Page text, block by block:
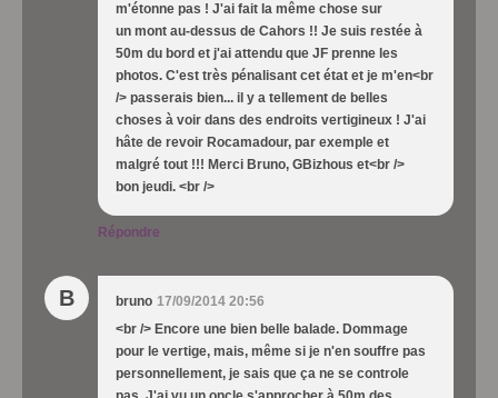
m'étonne pas ! J'ai fait la même chose sur
un mont au-dessus de Cahors !! Je suis restée à
50m du bord et j'ai attendu que JF prenne les
photos. C'est très pénalisant cet état et je m'en<br
/> passerais bien... il y a tellement de belles
choses à voir dans des endroits vertigineux ! J'ai
hâte de revoir Rocamadour, par exemple et
malgré tout !!! Merci Bruno, GBizhous et<br />
bon jeudi. <br />
Répondre
B bruno 17/09/2014 20:56
<br /> Encore une bien belle balade. Dommage
pour le vertige, mais, même si je n'en souffre pas
personnellement, je sais que ça ne se controle